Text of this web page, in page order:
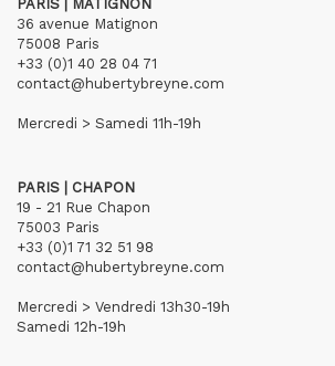
PARIS | MATIGNON
36 avenue Matignon
75008 Paris
+33 (0)1 40 28 04 71
contact@hubertybreyne.com
Mercredi > Samedi 11h-19h
PARIS | CHAPON
19 - 21 Rue Chapon
75003 Paris
+33 (0)1 71 32 51 98
contact@hubertybreyne.com
Mercredi > Vendredi 13h30-19h
Samedi 12h-19h